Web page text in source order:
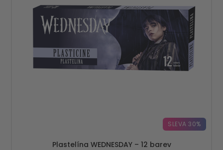
SLEVA 30%
Plastelína WEDNESDAY – 12 barev